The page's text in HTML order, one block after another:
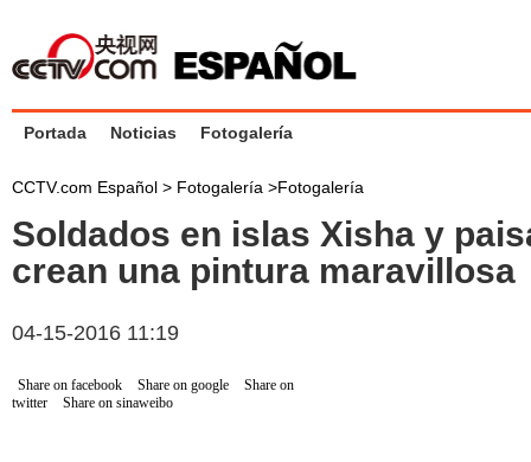
Portada Noticias Fotogalería
CCTV.com Español > Fotogalería >Fotogalería
Soldados en islas Xisha y
crean una pintura maravillosa
04-15-2016 11:19
Share on facebook Share on google
Share on
twitter
Share on sinaweibo